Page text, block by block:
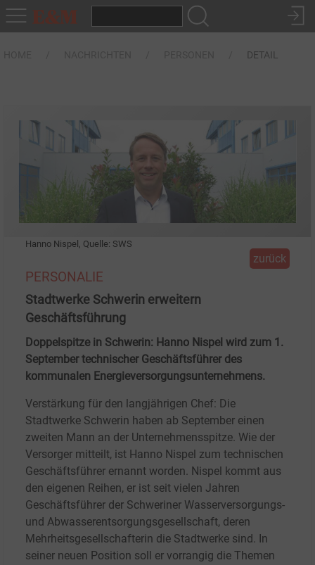
DETAIL
Hanno Nispel, Quelle: SWS
zurück
PERSONALIE
Stadtwerke Schwerin erweitern
Geschäftsführung
Doppelspitze in Schwerin: Hanno Nispel wird zum 1.
September technischer Geschäftsführer des
kommunalen Energieversorgungsunternehmens.
Verstärkung für den langjährigen Chef: Die
Stadtwerke Schwerin haben ab September einen
zweiten Mann an der Unternehmensspitze. Wie der
Versorger mitteilt, ist Hanno Nispel zum technischen
Geschäftsführer ernannt worden. Nispel kommt aus
den eigenen Reihen, er ist seit vielen Jahren
Geschäftsführer der Schweriner Wasserversorgungs-
und Abwasserentsorgungsgesellschaft, deren
Mehrheitsgesellschafterin die Stadtwerke sind. In
seiner neuen Position soll er vorrangig die Themen